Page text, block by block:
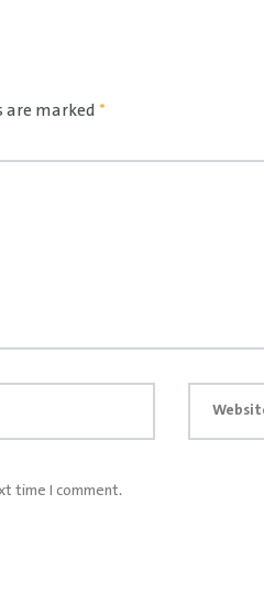
are marked*
time I comment.